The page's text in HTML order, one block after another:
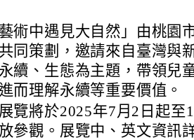
藝術中遇見大自然」由桃園
同策劃，邀請來自臺灣與
續、生態為主題，帶領兒
而理解永續等重要價值。
覽將於2025年7月2日起至
參觀。展覽中、英文資訊